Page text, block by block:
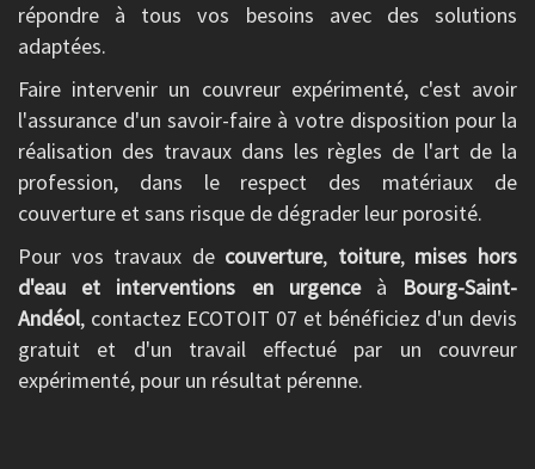
répondre à tous vos besoins avec des solutions
adaptées.
Faire intervenir un couvreur expérimenté, c'est avoir
l'assurance d'un savoir-faire à votre disposition pour la
réalisation des travaux dans les règles de l'art de la
profession, dans le respect des matériaux de
couverture et sans risque de dégrader leur porosité.
Pour vos travaux de couverture, toiture, mises hors
d'eau et interventions en urgenceà Bourg-Saint-
Andéol, contactez ECOTOIT 07 et bénéficiez d'un devis
gratuit et d'un travail effectué par un couvreur
expérimenté, pour un résultat pérenne.